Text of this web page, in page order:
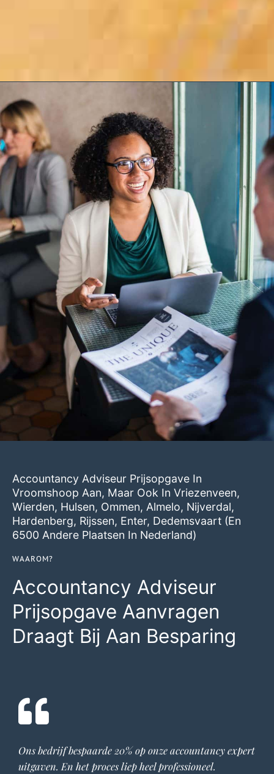
Accountancy Adviseur Prijsopgave In
Vroomshoop Aan, Maar Ook In Vriezenveen,
Wierden, Hulsen, Ommen, Almelo, Nijverdal,
Hardenberg, Rijssen, Enter, Dedemsvaart (en
6500 Andere Plaatsen In Nederland)
WAAROM?
Accountancy Adviseur
Prijsopgave Aanvragen
Draagt Bij Aan Besparing
Ons bedrijf bespaarde 20% op onzeaccountancy expert
uitgaven. En het proces liep heel professioneel.